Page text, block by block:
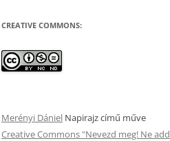
CREATIVE COMMONS:
Merényi Dániel Napirajzcímű műve
Creative Commons "Nevezd meg! Ne add